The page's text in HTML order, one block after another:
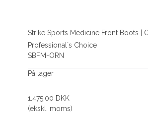
Strike Sports Medicine Front Boots |
Professional´s Choice
SBFM-ORN
På lager
1.475,00 DKK
(ekskl. moms)